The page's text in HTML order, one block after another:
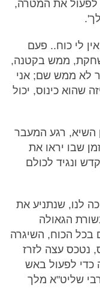
לפעול את המטרה,
לי כוח.. פעם
ממש בקטנה,
לא ממש שם; אני
שהוא כינוס, יכול
השיא, רגע המעבר
שבו יראו את
ונגיד לכולם
לנו, שנתניע את
הגאולה
בכל הכוח, השיגרה
נטכס עצה לזרז
כדי לפעול באש
שליט"א מלך